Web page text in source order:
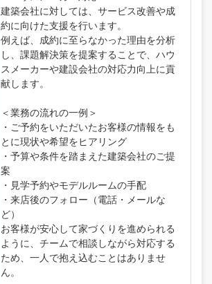
建築会社に対しては、サービス改善や成
約に向けた支援を行います。
例えば、成約に至らなかった理由を分析
し、課題解決策を提案することで、ハウ
スメーカーや建設会社の対応力向上に貢
献します。
＜業務の流れの一例＞
・ご予約をいただいたお客様の情報をも
とに現状や希望をヒアリング
・予算や条件を踏まえた建築会社のご提
案
・見学予約やモデルルームの手配
・来店後のフォロー（電話・メールな
ど）
お客様が安心して家づくりを進められる
ように、チームで相談しながら対応する
ため、一人で抱え込むことはありませ
ん。